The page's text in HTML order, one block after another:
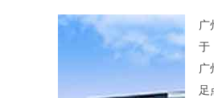
广
于
广
足